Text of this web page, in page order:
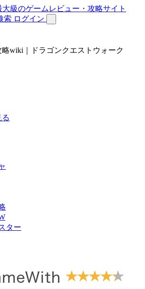
索 ログイン
略wiki｜ドラゴンクエストウォーク
ター